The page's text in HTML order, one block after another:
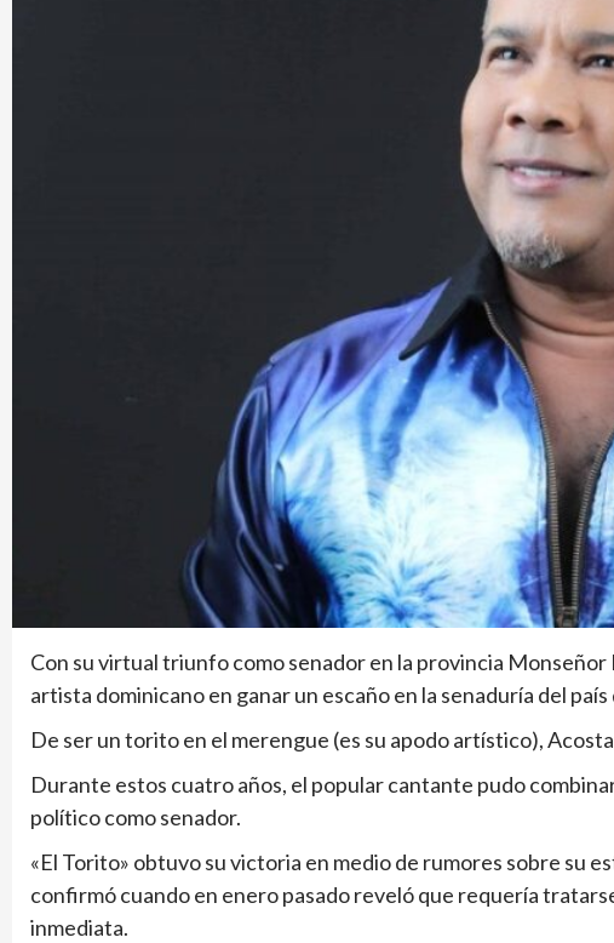
Con su virtual triunfo como senador en la provincia
artista dominicano en ganar un escaño en la senaduría del
De ser un torito en el merengue (es su apodo artístico),
Durante estos cuatro años, el popular cantante pudo
político como senador.
«El Torito» obtuvo su victoria en medio de rumores sobre su
confirmó cuando en enero pasado reveló que requería
inmediata.